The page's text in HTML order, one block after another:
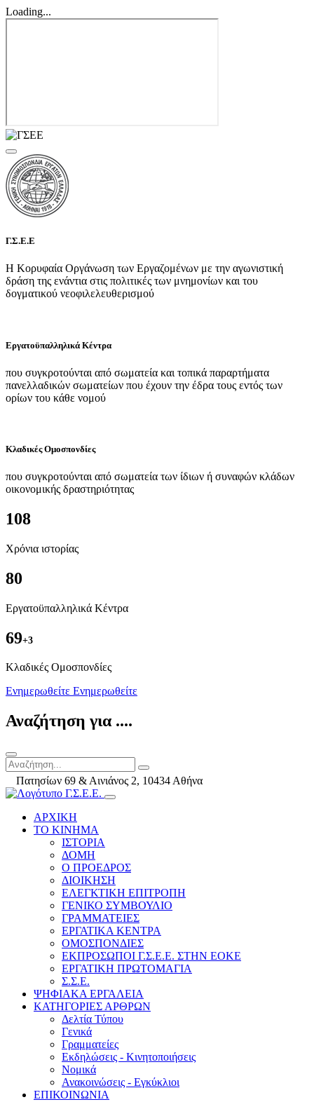
Loading...
Γ.Σ.Ε.Ε
Η Κορυφαία Οργάνωση των Εργαζομένων με την αγωνιστική
δράση της ενάντια στις πολιτικές των μνημονίων και του
δογματικού νεοφιλελευθερισμού
Εργατοϋπαλληλικά Κέντρα
που συγκροτούνται από σωματεία και τοπικά παραρτήματα
πανελλαδικών σωματείων που έχουν την έδρα τους εντός των
ορίων του κάθε νομού
Κλαδικές Ομοσπονδίες
που συγκροτούνται από σωματεία των ίδιων ή συναφών κλάδων
οικονομικής δραστηριότητας
108
Χρόνια ιστορίας
80
Εργατοϋπαλληλικά Κέντρα
69+3
Kλαδικές Ομοσπονδίες
Ενημερωθείτε Ενημερωθείτε
Αναζήτηση για ....
Πατησίων 69 & Αινιάνος 2, 10434 Αθήνα
ΑΡΧΙΚΗ
ΤΟ ΚΙΝΗΜΑ
ΙΣΤΟΡΙΑ
ΔΟΜΗ
Ο ΠΡΟΕΔΡΟΣ
ΔΙΟΙΚΗΣΗ
ΕΛΕΓΚΤΙΚΗ ΕΠΙΤΡΟΠΗ
ΓΕΝΙΚΟ ΣΥΜΒΟΥΛΙΟ
ΓΡΑΜΜΑΤΕΙΕΣ
ΕΡΓΑΤΙΚΑ ΚΕΝΤΡΑ
ΟΜΟΣΠΟΝΔΙΕΣ
ΕΚΠΡΟΣΩΠΟΙ Γ.Σ.Ε.Ε. ΣΤΗΝ ΕΟΚΕ
ΕΡΓΑΤΙΚΗ ΠΡΩΤΟΜΑΓΙΑ
Σ.Σ.Ε.
ΨΗΦΙΑΚΑ ΕΡΓΑΛΕΙΑ
ΚΑΤΗΓΟΡΙΕΣ ΑΡΘΡΩΝ
Δελτία Τύπου
Γενικά
Γραμματείες
Εκδηλώσεις - Κινητοποιήσεις
Νομικά
Ανακοινώσεις - Εγκύκλιοι
ΕΠΙΚΟΙΝΩΝΙΑ